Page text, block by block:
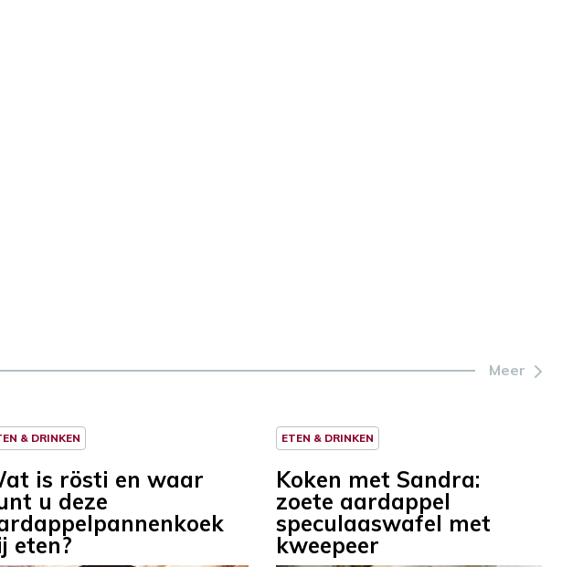
Meer
& DRINKEN
is rösti en waar
u deze
eten?
ETEN & DRINKEN
Koken met Sandra:
zoete aardappel
speculaaswafel met
kweepeer